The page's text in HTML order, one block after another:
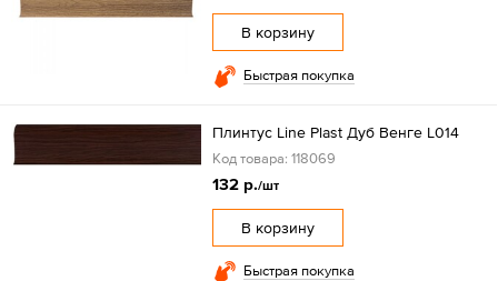
В корзину
Быстрая покупка
Плинтус Line Plast Дуб Венге L014
Код товара: 118069
132 р./шт
В корзину
Быстрая покупка